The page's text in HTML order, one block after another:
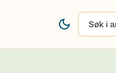
Søk
i
arter